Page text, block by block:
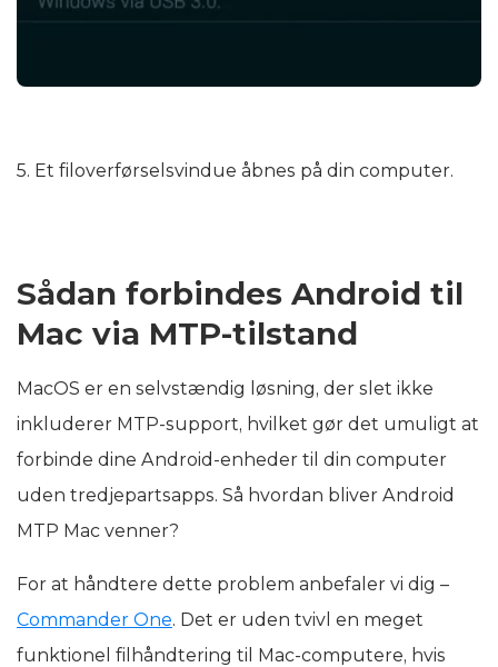
5. Et filoverførselsvindue åbnes på din computer.
Sådan forbindes Android til
Mac via MTP-tilstand
MacOS er en selvstændig løsning, der slet ikke
inkluderer MTP-support, hvilket gør det umuligt at
forbinde dine Android-enheder til din computer
uden tredjepartsapps. Så hvordan bliver Android
MTP Mac venner?
For at håndtere dette problem anbefaler vi dig –
Commander One. Det er uden tvivl en meget
funktionel filhåndtering til Mac-computere, hvis